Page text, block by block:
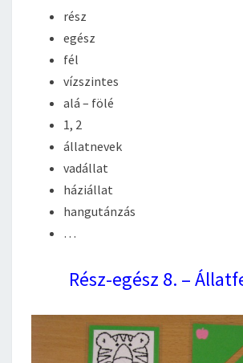
rész
egész
fél
vízszintes
alá – fölé
1, 2
állatnevek
vadállat
háziállat
hangutánzás
…
Rész-egész 8. –